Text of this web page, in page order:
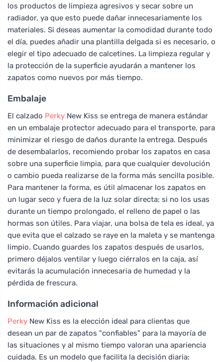
los productos de limpieza agresivos y secar sobre un
radiador, ya que esto puede dañar innecesariamente los
materiales. Si deseas aumentar la comodidad durante todo
el día, puedes añadir una plantilla delgada si es necesario, o
elegir el tipo adecuado de calcetines. La limpieza regular y
la protección de la superficie ayudarán a mantener los
zapatos como nuevos por más tiempo.
Embalaje
El calzado Perky New Kiss se entrega de manera estándar
en un embalaje protector adecuado para el transporte, para
minimizar el riesgo de daños durante la entrega. Después
de desembalarlos, recomiendo probar los zapatos en casa
sobre una superficie limpia, para que cualquier devolución
o cambio pueda realizarse de la forma más sencilla posible.
Para mantener la forma, es útil almacenar los zapatos en
un lugar seco y fuera de la luz solar directa; si no los usas
durante un tiempo prolongado, el relleno de papel o las
hormas son útiles. Para viajar, una bolsa de tela es ideal, ya
que evita que el calzado se raye en la maleta y se mantenga
limpio. Cuando guardes los zapatos después de usarlos,
primero déjalos ventilar y luego ciérralos en la caja, así
evitarás la acumulación innecesaria de humedad y la
pérdida de frescura.
Información adicional
Perky New Kiss es la elección ideal para clientas que
desean un par de zapatos "confiables" para la mayoría de
las situaciones y al mismo tiempo valoran una apariencia
cuidada. Es un modelo que facilita la decisión diaria: